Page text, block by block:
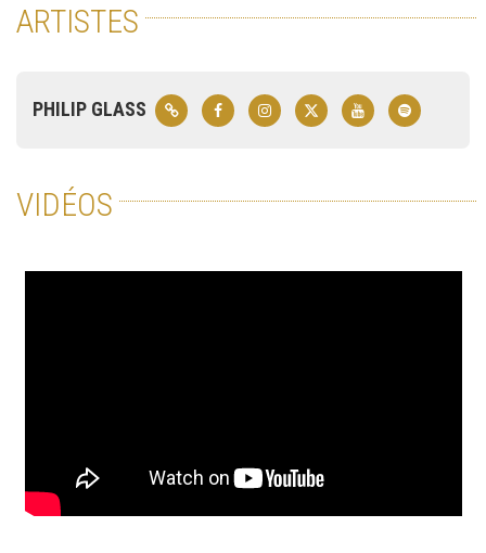
ARTISTES
PHILIP GLASS
VIDÉOS